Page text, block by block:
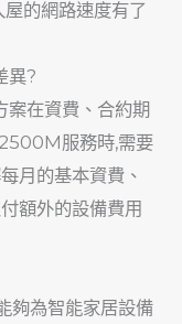
的網路速度有了
異?
在資費、合約期
服務時,需要
月的基本資費、
額外的設備費用
夠為智能家居設備